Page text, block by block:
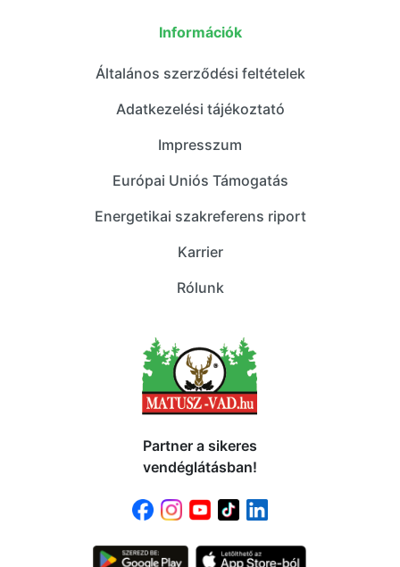
Információk
Általános szerződési feltételek
Adatkezelési tájékoztató
Impresszum
Európai Uniós Támogatás
Energetikai szakreferens riport
Karrier
Rólunk
Partner a sikeres
vendéglátásban!